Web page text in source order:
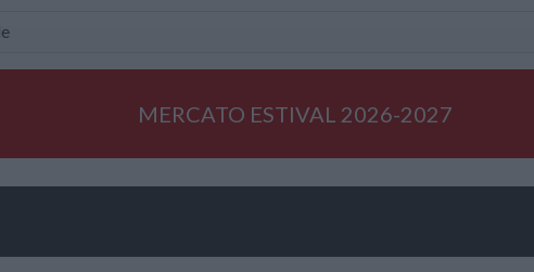
MERCATO ESTIVAL 2026-2027